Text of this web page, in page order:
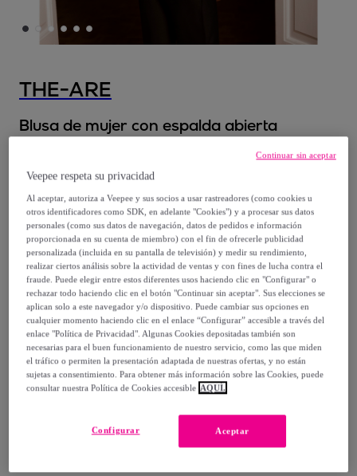
THE-ARE
Blusa de mujer con espalda abierta
29, €
59,95 €
-50%
Vendido porTHE-ARE
Entrega
Entrega desde3,87 €
y el19/08
Veepee respeta su privacidad
Al aceptar, autoriza a Veepee y sus socios a usar rastreadores (como cookies u
otros identificadores como SDK, en adelante "Cookies") y a procesar sus datos
personales (como sus datos de navegación, datos de pedidos e información
proporcionada en su cuenta de miembro) con el fin de ofrecerle publicidad
personalizada (incluida en su pantalla de televisión) y medir su rendimiento,
realizar ciertos análisis sobre la actividad de ventas y con fines de lucha contra el
fraude. Puede elegir entre estos diferentes usos haciendo clic en "Configurar" o
rechazar todo haciendo clic en el botón "Continuar sin aceptar". Sus elecciones se
aplican solo a este navegador y/o dispositivo. Puede cambiar sus opciones en
cualquier momento haciendo clic en el enlace “Configurar” accesible a través del
enlace "Política de Privacidad". Algunas Cookies depositadas también son
necesarias para el buen funcionamiento de nuestro servicio, como las que miden
el tráfico o permiten la presentación adaptada de nuestras ofertas, y no están
sujetas a consentimiento. Para obtener más información sobre las Cookies, puede
consultar nuestra Política de Cookies accesible AQUÍ.
Aceptar
Configurar
Continuar sin aceptar